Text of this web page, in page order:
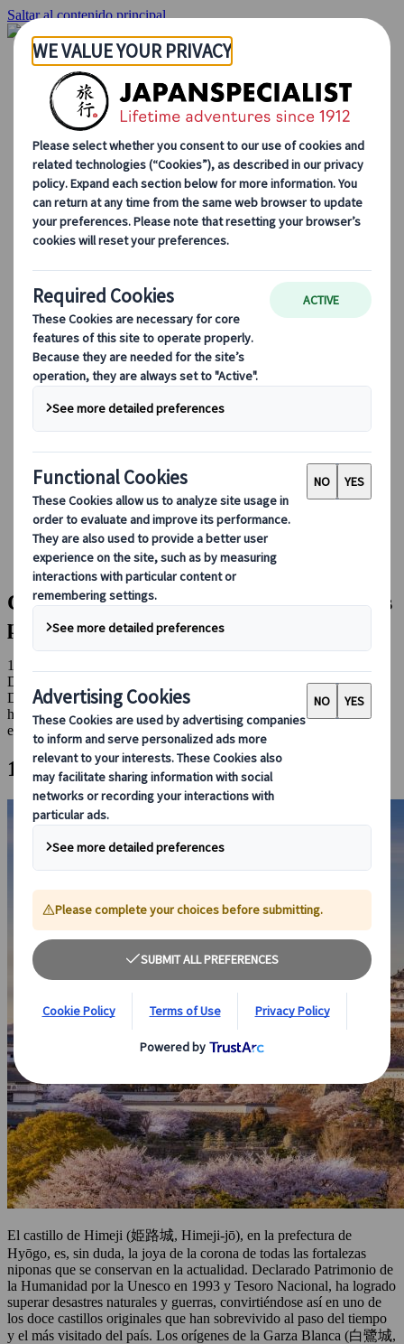
Saltar al contenido principal
Inicio
Viajes
Viajes a medida
Viajes de autor
Fly & Drive
Circuitos organizados
Excursiones
Tours de grupo a medida
Japan Rail Pass
Cómo trabajamos
Sobre nosotros
Nuestro equipo
Blog
Consejos de viaje para cada temporada
Destinos destacados
Perspectivas culturales
Experiencias gastronómicas
Recorre Japón en tren
Preguntas frecuentes
Información práctica
Etiqueta en Japón
Conducir en Japón
Reservar con nosotros
Japan Rail Pass
Alojamiento
Asesoramiento virtual
Japanspecialist
Destinos destacados
Cinco castillos japoneses que no te puedes perder
Cinco castillos japoneses que no te puedes
perder
19 abr 2023
Destinos destacados
Descubre los 5 castillos más impresionantes de Japón, y explora la
historia y la belleza de estos tesoros nacionales que nos sorprenden
en cada viaje a Japón.
1. Castillo de Himeji
El castillo de Himeji (姫路城, Himeji-jō), en la prefectura de
Hyōgo, es, sin duda, la joya de la corona de todas las fortalezas
niponas que se conservan en la actualidad. Declarado Patrimonio de
la Humanidad por la Unesco en 1993 y Tesoro Nacional, ha logrado
superar desastres naturales y guerras, convirtiéndose así en uno de
los doce castillos originales que han sobrevivido al paso del tiempo
y el más visitado del país. Los orígenes de la Garza Blanca (白鷺城,